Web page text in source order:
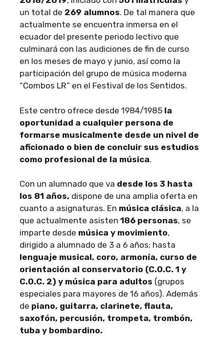
un total de 269 alumnos. De tal manera que
actualmente se encuentra inmersa en el
ecuador del presente periodo lectivo que
culminará con las audiciones de fin de curso
en los meses de mayo y junio, así como la
participación del grupo de música moderna
“Combos LR” en el Festival de los Sentidos.
Este centro ofrece desde 1984/1985 la
oportunidad a cualquier persona de
formarse musicalmente desde un nivel de
aficionado o bien de concluir sus estudios
como profesional de la música.
Con un alumnado que va desde los 3 hasta
los 81 años, dispone de una amplia oferta en
cuanto a asignaturas. En música clásica, a la
que actualmente asisten 186 personas, se
imparte desde música y movimiento,
dirigido a alumnado de 3 a 6 años; hasta
lenguaje musical, coro, armonía, curso de
orientación al conservatorio (C.O.C. 1 y
C.O.C. 2) y música para adultos (grupos
especiales para mayores de 16 años). Además
de piano, guitarra, clarinete, flauta,
saxofón, percusión, trompeta, trombón,
tuba y bombardino.